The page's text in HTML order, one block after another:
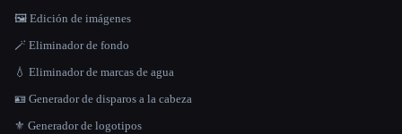
🖼️ Edición de imágenes
🪄 Eliminador de fondo
💧 Eliminador de marcas de agua
🪪 Generador de disparos a la cabeza
⚜️ Generador de logotipos